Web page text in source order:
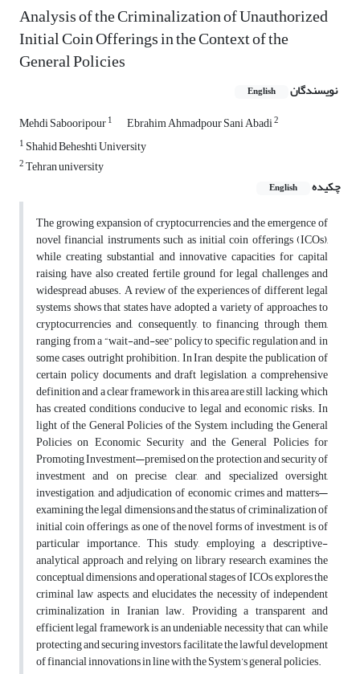
Analysis of the Criminalization of Unauthorized
Initial Coin Offerings in the Context of the
General Policies
نویسندگان English
Mehdi Sabooripour1 Ebrahim Ahmadpour Sani Abadi2
1 Shahid Beheshti University
2Tehran university
چکیده
English
The growing expansion of cryptocurrencies and the emergence of
novel financial instruments such as initial coin offerings (ICOs),
while creating substantial and innovative capacities for capital
raising, have also created fertile ground for legal challenges and
widespread abuses. A review of the experiences of different legal
systems shows that states have adopted a variety of approaches to
cryptocurrencies and, consequently, to financing through them,
ranging from a “wait-and-see” policy to specific regulation and, in
some cases, outright prohibition. In Iran, despite the publication of
certain policy documents and draft legislation, a comprehensive
definition and a clear framework in this area are still lacking, which
has created conditions conducive to legal and economic risks. In
light of the General Policies of the System, including the General
Policies on Economic Security and the General Policies for
Promoting Investment—premised on the protection and security of
investment and on precise, clear, and specialized oversight,
investigation, and adjudication of economic crimes and matters—
examining the legal dimensions and the status of criminalization of
initial coin offerings, as one of the novel forms of investment, is of
particular importance. This study, employing a descriptive-
analytical approach and relying on library research, examines the
conceptual dimensions and operational stages of ICOs, explores the
criminal law aspects, and elucidates the necessity of independent
criminalization in Iranian law. Providing a transparent and
efficient legal framework is an undeniable necessity that can, while
protecting and securing investors, facilitate the lawful development
of financial innovations in line with the System’s general policies.